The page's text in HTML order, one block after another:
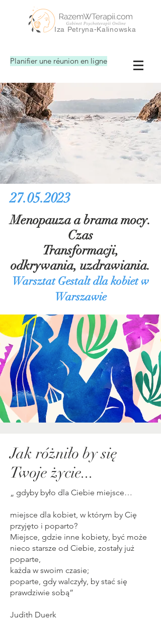
Iza Petryna-Kalinowska
Planifier une réunion en ligne
27.05.2023
Menopauza a brama mocy.
Czas
Transformacji,
odkrywania, uzdrawiania.
Warsztat Gestalt dla kobiet w
Warszawie
Jak różniło by się
Twoje życie...
„ gdyby było dla Ciebie miejsce…
miejsce dla kobiet, w którym by Cię
przyjęto i poparto?
Miejsce, gdzie inne kobiety, być może
nieco starsze od Ciebie, zostały już
poparte,
każda w swoim czasie;
poparte, gdy walczyły, by stać się
prawdziwie sobą”
Judith Duerk